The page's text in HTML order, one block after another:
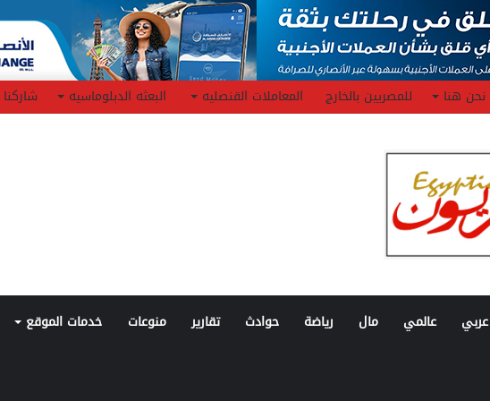
نحن هنا للمصريين بالخارج المعاملات القنصليه البعثه الدبلوماسيه شاركنا
عربي عالمي مال رياضة حوادث تقارير منوعات خدمات الموقع